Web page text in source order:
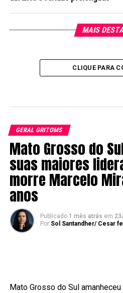
MAIS
CLIQUE PARA
GERAL GRITOMS
Mato Grosso do
suas maiores
morre Marcelo
anos
Publicado 1 mês atrás em
Por Sol Santandher/ Cesar
Mato Grosso do Sul